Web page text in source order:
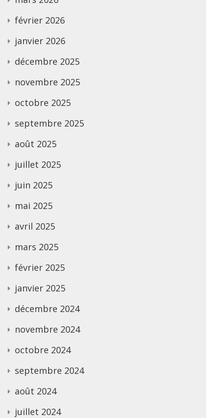
février 2026
janvier 2026
décembre 2025
novembre 2025
octobre 2025
septembre 2025
août 2025
juillet 2025
juin 2025
mai 2025
avril 2025
mars 2025
février 2025
janvier 2025
décembre 2024
novembre 2024
octobre 2024
septembre 2024
août 2024
juillet 2024